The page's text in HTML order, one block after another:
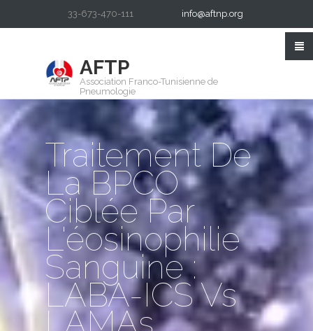
33-673-470-111 info@aftnp.org
AFTP
Association Franco-Tunisienne de
Pneumologie
Traitement De
La BPCO
Ciblée Par
L'éosinophilie
Sanguine :
LABA-ICS Vs
LAMAs